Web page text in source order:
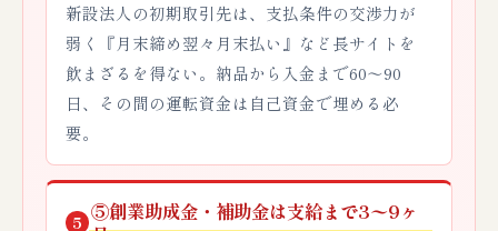
新設法人の初期取引先は、支払条件の交渉力が
弱く『月末締め翌々月末払い』など長サイトを
飲まざるを得ない。納品から入金まで60〜90
日、その間の運転資金は自己資金で埋める必
要。
5 ⑤創業助成金・補助金は支給まで3〜9ヶ